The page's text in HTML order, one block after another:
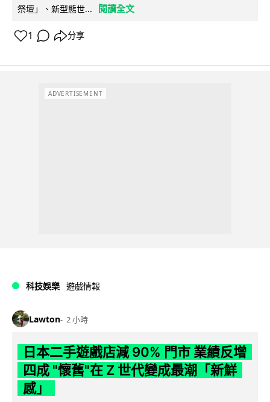
祭壇」、新型態世...
閱讀全文
1 分享
ADVERTISEMENT
科技娛樂 遊戲情報
Lawton 2 小時
日本二手遊戲店減 90% 門市 業績反增
四成 "懷舊"在 Z 世代變成最潮「新鮮
感」